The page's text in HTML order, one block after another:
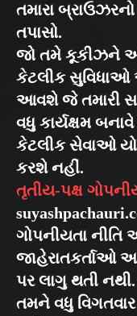
તમારા
તપાસો.
જો તમે કૂકીઝને
કેટલીક સુવિધાઓ
આવશે જે તમારી
વધુ કાર્યક્ષમ
કેટલીક સેવાઓ
કરશે નહીં.
તૃતીય-પક્ષ
ગોપનીયતા નીતિ
જાહેરાતકર્તાઓ
પર લાગુ થતી
તમને વધુ